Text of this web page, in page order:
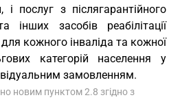
послуг з післягарантійного
інших засобів реабілітації
кожного інваліда та кожної
категорій населення у
замовленням.
новим пунктом 2.8 згідно з